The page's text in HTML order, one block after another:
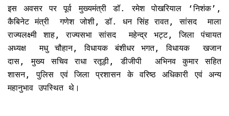
इस अवसर पर पूर्व मुख्यमंत्री डॉ. रमेश पोखरियाल ‘निशंक’,
कैबिनेट मंत्री गणेश जोशी, डॉ. धन सिंह रावत, सांसद माला
राज्यलक्ष्मी शाह, राज्यसभा सांसद महेन्द्र भट्ट, जिला पंचायत
अध्यक्ष मधु चौहान, विधायक बंशीधर भगत, विधायक खजान
दास, मुख्य सचिव राधा रतूड़ी, डीजीपी अभिनव कुमार सहित
शासन, पुलिस एवं जिला प्रशासन के वरिष्ठ अधिकारी एवं अन्य
महानुभाव उपस्थित थे।